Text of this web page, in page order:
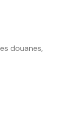
douanes,